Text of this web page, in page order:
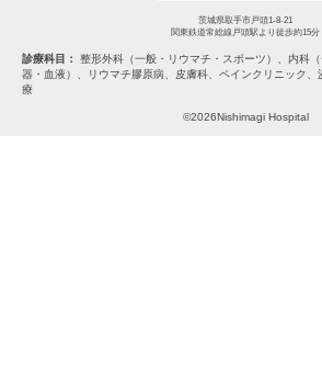
茨城県取手市戸頭1-8-21
関東鉄道常総線戸頭駅より徒歩約15分
診療科目：
整形外科（一般・リウマチ・スポーツ）、内科
器・血液）、リウマチ膠原病、皮膚科、ペインクリニック
療
©2026Nishimagi Hospital